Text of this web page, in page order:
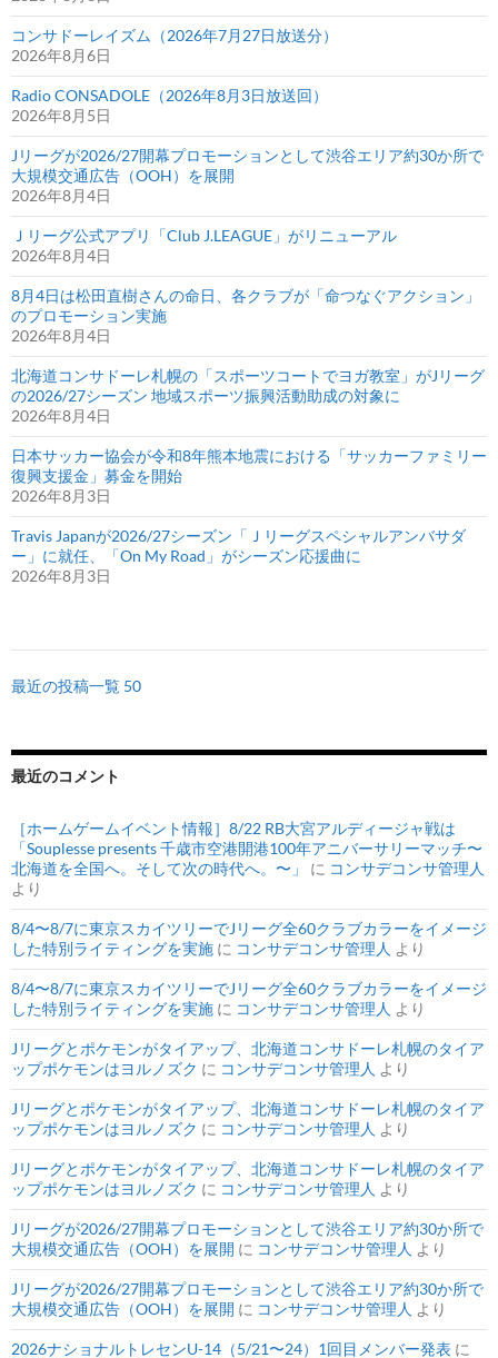
コンサドーレイズム（2026年7月27日放送分）
2026年8月6日
Radio CONSADOLE（2026年8月3日放送回）
2026年8月5日
Jリーグが2026/27開幕プロモーションとして渋谷エリア約30か所で
大規模交通広告（OOH）を展開
2026年8月4日
Ｊリーグ公式アプリ「Club J.LEAGUE」がリニューアル
2026年8月4日
8月4日は松田直樹さんの命日、各クラブが「命つなぐアクション」
のプロモーション実施
2026年8月4日
北海道コンサドーレ札幌の「スポーツコートでヨガ教室」がJリーグ
の2026/27シーズン 地域スポーツ振興活動助成の対象に
2026年8月4日
日本サッカー協会が令和8年熊本地震における「サッカーファミリー
復興支援金」募金を開始
2026年8月3日
Travis Japanが2026/27シーズン「Ｊリーグスペシャルアンバサダ
ー」に就任、「On My Road」がシーズン応援曲に
2026年8月3日
最近の投稿一覧 50
最近のコメント
［ホームゲームイベント情報］8/22 RB大宮アルディージャ戦は
「Souplesse presents 千歳市空港開港100年アニバーサリーマッチ〜
北海道を全国へ。そして次の時代へ。〜」
に コンサデコンサ管理人
より
8/4〜8/7に東京スカイツリーでJリーグ全60クラブカラーをイメージ
した特別ライティングを実施 に コンサデコンサ管理人 より
8/4〜8/7に東京スカイツリーでJリーグ全60クラブカラーをイメージ
した特別ライティングを実施 に コンサデコンサ管理人 より
Jリーグとポケモンがタイアップ、北海道コンサドーレ札幌のタイア
ップポケモンはヨルノズク に コンサデコンサ管理人 より
Jリーグとポケモンがタイアップ、北海道コンサドーレ札幌のタイア
ップポケモンはヨルノズク に コンサデコンサ管理人 より
Jリーグとポケモンがタイアップ、北海道コンサドーレ札幌のタイア
ップポケモンはヨルノズク に コンサデコンサ管理人 より
Jリーグが2026/27開幕プロモーションとして渋谷エリア約30か所で
大規模交通広告（OOH）を展開 に コンサデコンサ管理人 より
Jリーグが2026/27開幕プロモーションとして渋谷エリア約30か所で
大規模交通広告（OOH）を展開 に コンサデコンサ管理人 より
2026ナショナルトレセンU-14（5/21〜24）1回目メンバー発表 に